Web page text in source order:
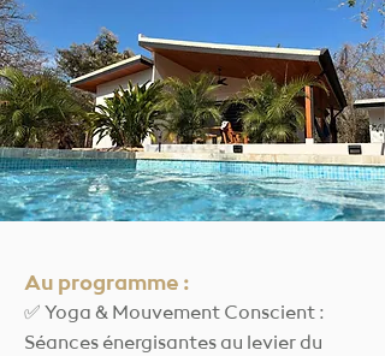
Au programme :
✅ Yoga & Mouvement Conscient :
Séances énergisantes au levier du